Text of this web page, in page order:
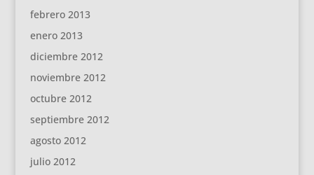
febrero 2013
enero 2013
diciembre 2012
noviembre 2012
octubre 2012
septiembre 2012
agosto 2012
julio 2012